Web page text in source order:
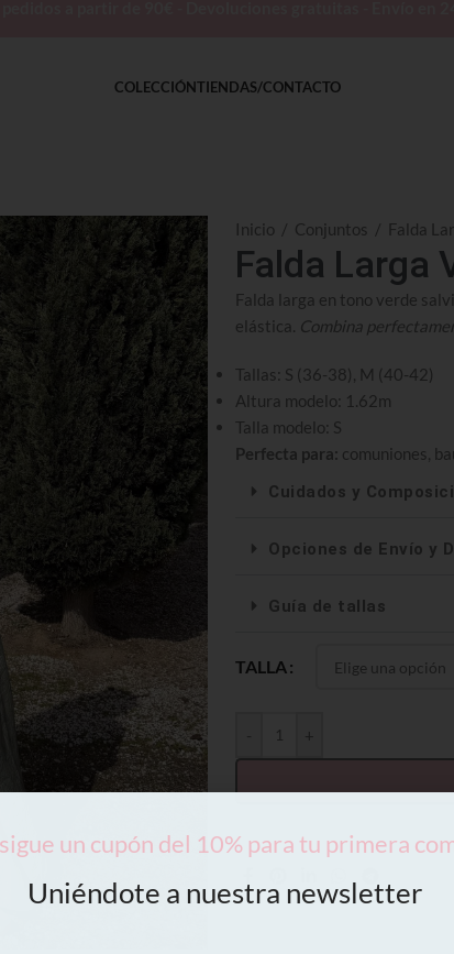
COLECCIÓNTIENDAS/CONTACTO
Inicio / Conjuntos / Falda
Falda Larga
Falda larga en tono verde
elástica. Combina
Tallas: S (36-38), M (40-42)
Altura modelo: 1.62m
Talla modelo: S
Perfecta para: comuniones,
Cuidados y
Opciones de Envío y
Guía de tallas
TALLA
+
un cupón del 10% para tu primera
Uniéndote a nuestra newsletter